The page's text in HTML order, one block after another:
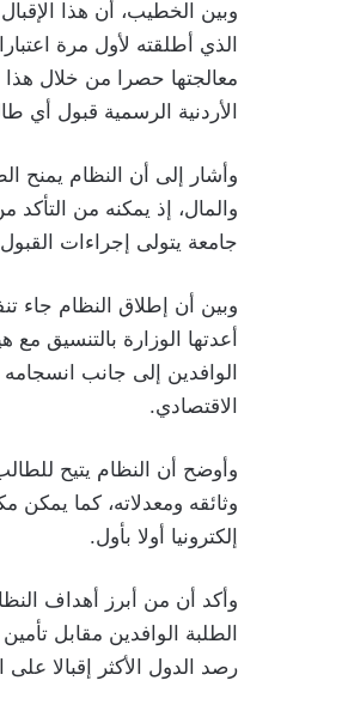
وبين الخطيب، أن هذا
معالجتها حصرا من خلال هذا
الأردنية الرسمية قبول أي
وأشار إلى أن النظام يمنح
والمال، إذ يمكنه من
جامعة يتولى إجراءات القبول ويمنح
أعدتها الوزارة بالتنسيق
الوافدين إلى جانب
الاقتصادي.
وأوضح أن النظام يتيح
وثائقه ومعدلاته، كما يمكن
إلكترونيا أولا بأول.
وأكد أن من أبرز أهداف
الطلبة الوافدين مقابل
رصد الدول الأكثر إقبالا